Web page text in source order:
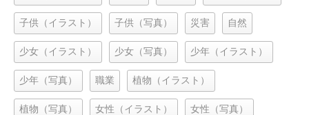
子供（イラスト） 子供（写真） 災害 自然
少女（イラスト） 少女（写真） 少年（イラスト）
少年（写真） 職業 植物（イラスト）
植物（写真） 女性（イラスト） 女性（写真）